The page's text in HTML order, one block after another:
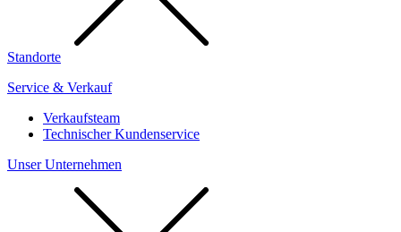
Standorte
Service & Verkauf
Verkaufsteam
Technischer Kundenservice
Unser Unternehmen